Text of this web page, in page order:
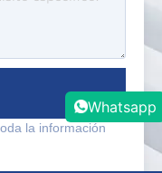
la información
Whatsapp